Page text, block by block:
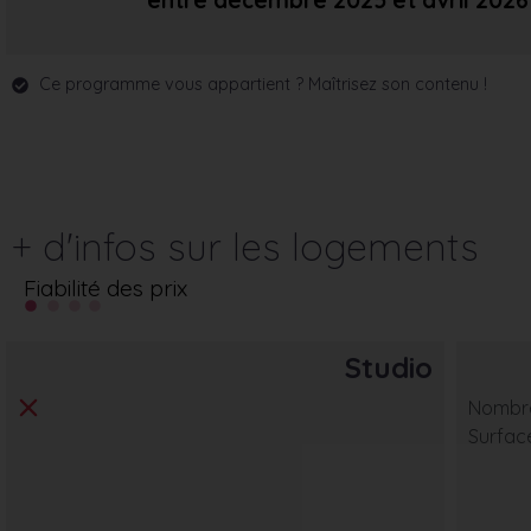
Ce programme vous appartient ? Maîtrisez son contenu !
+ d'infos sur les logements
Fiabilité des prix
Studio